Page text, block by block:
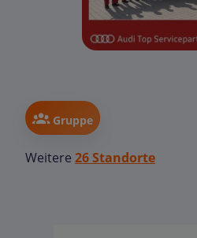
Gruppe
Weitere 26 Standorte